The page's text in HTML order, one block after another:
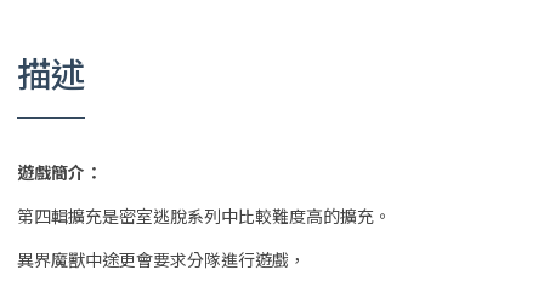
描述
遊戲簡介：
第四輯擴充是密室逃脫系列中比較難度高的擴充。
異界魔獸中途更會要求分隊進行遊戲，